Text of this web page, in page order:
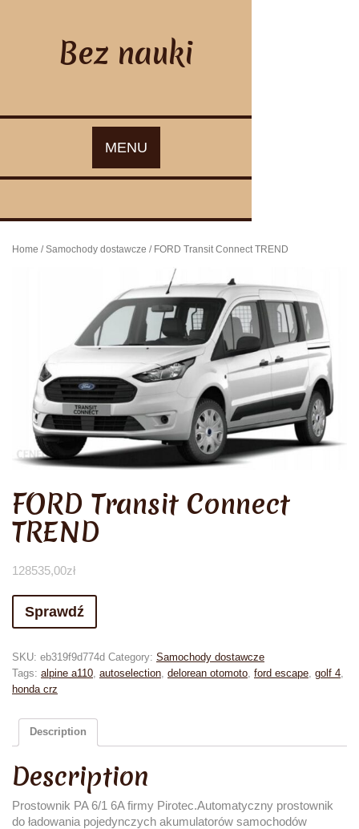
Bez nauki
MENU
Home /Samochody dostawcze / FORD Transit Connect TREND
FORD Transit Connect
TREND
128535,00zł
Sprawdź
SKU: eb319f9d774d Category: Samochody dostawcze
Tags: alpine a110 autoselection delorean otomoto ford escape golf 4
honda crz
Description
Description
Prostownik PA 6/1 6A firmy Pirotec.Automatyczny prostownik
do ładowania pojedynczych akumulatorów samochodów